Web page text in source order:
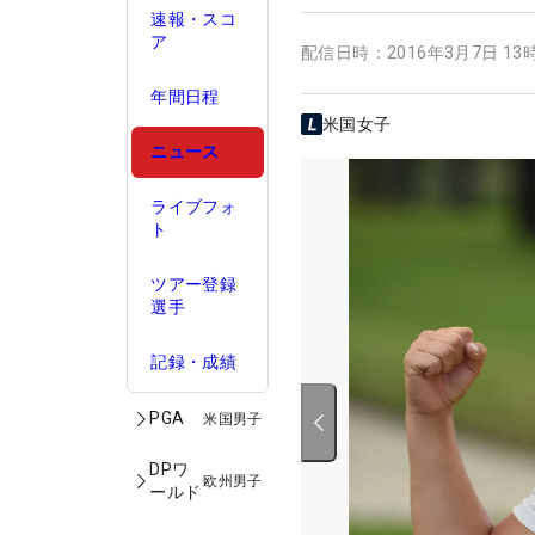
速報・スコ
ア
年間日程
ニュース
ライブフォ
ト
ツアー登録
選手
記録・成績
PGA 米国男子
DPワ
ールド
欧州男子
配信日時： 2016年3月7日 13
米国女子